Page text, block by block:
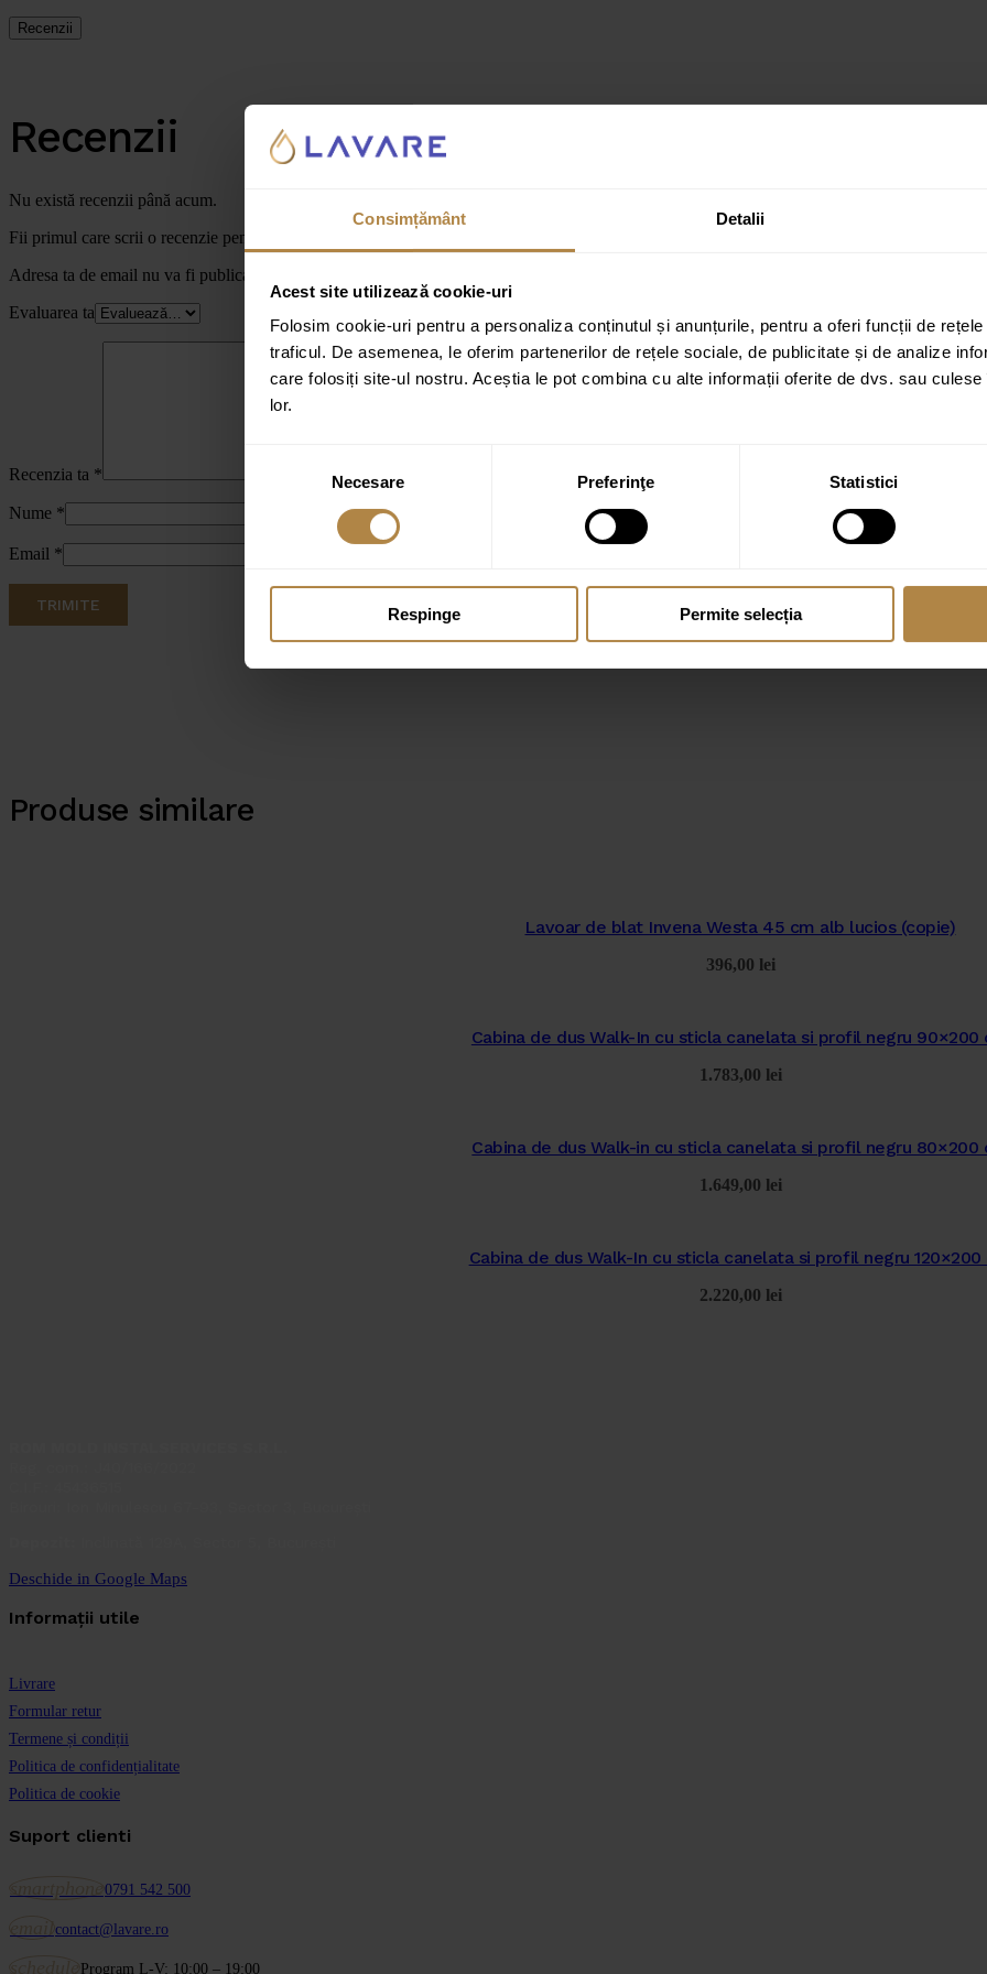
Consimțământ Detalii
Acest site utilizează cookie-uri
Folosim cookie-uri pentru a personaliza conținutul și anunțurile, pentru a oferi funcții de
traficul. De asemenea, le oferim partenerilor de rețele sociale, de publicitate și de analize
care folosiți site-ul nostru. Aceștia le pot combina cu alte informații oferite de dvs. sau
lor.
consimțământului
Necesare Preferinţe Statistici
Respinge Permite selecția
Recenzii
Recenzii
Nu există recenzii până acum.
Fii primul care scrii o recenzie pentru „Cabină de duș tip walk-in Invena cu profile negre”
Adresa ta de email nu va fi publicată.
Evaluarea ta
Recenzia ta *
Nume *
Email *
Produse similare
Lavoar de blat Invena Westa 45 cm alb lucios (copie)
396,00 lei
Cabina de dus Walk-In cu sticla canelata si profil negru 90×200
1.783,00 lei
Cabina de dus Walk-in cu sticla canelata si profil negru 80×200
1.649,00 lei
Cabina de dus Walk-In cu sticla canelata si profil negru 120×200
2.220,00 lei
Deschide in Google Maps
Informații utile
Livrare
Formular retur
Termene și condiții
Politica de confidențialitate
Politica de cookie
Suport clienti
0791 542 500
contact@lavare.ro
Program L-V: 10:00 – 19:00